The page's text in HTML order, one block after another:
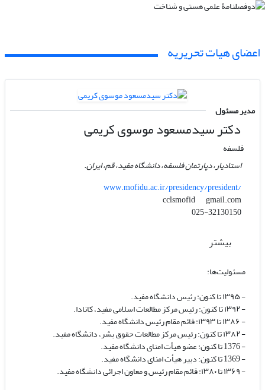
اعضای هیات تحریریه
مدیر مسئول
دکتر سیدمسعود موسوی کریمی
فلسفه
استادیار، دپارتمان فلسفه، دانشگاه مفید، قم، ایران.
www.mofidu.ac.ir/presidency/president/
cclsmofid
gmail.com
025-32130150
بیشتر
مسئولیت‌ها:
- ۱۳۹۵ تا کنون: رئیس دانشگاه مفید.
- ۱۳۹۲ تا کنون: رئیس مرکز مطالعات اسلامی مفید، کانادا.
- ۱۳۸۶ تا ۱۳۹۳: قائم مقام رئیس دانشگاه مفید.
- ۱۳۸۲ تا کنون: رئیس مرکز مطالعات حقوق بشر، دانشگاه مفید.
- 1376 تا کنون: عضو هیأت امنای دانشگاه مفید.
- 1369 تا کنون: دبیر هیأت امنای دانشگاه مفید.
- ۱۳۶۹ تا ۱۳۸۰: قائم مقام رئیس و معاون اجرائی دانشگاه مفید.